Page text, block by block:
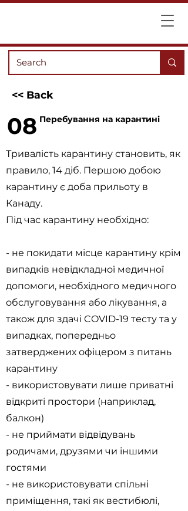
<< Back
08 Перебування на карантині
Тривалість карантину становить, як
правило, 14 діб. Першою добою
карантину є доба прильоту в
Канаду.
Під час карантину необхідно:
- не покидати місце карантину крім
випадків невідкладної медичної
допомоги, необхідного медичного
обслуговування або лікування, а
також для здачі COVID-19 тесту та у
випадках, попередньо
затверджених офіцером з питань
карантину
- використовувати лише приватні
відкриті простори (наприклад,
балкон)
- не приймати відвідувань
родичами, друзями чи іншими
гостями
- не використовувати спільні
приміщення, такі як вестибюлі,